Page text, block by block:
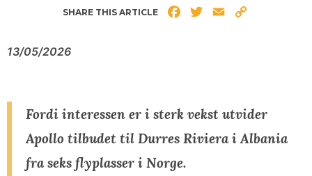
SHARE THIS ARTICLE FacebookTwitterEmail
13/05/2026
Fordi interessen er i sterk vekst utvider
Apollo tilbudet til Durres Riviera i Albania
fra seks flyplasser i Norge.